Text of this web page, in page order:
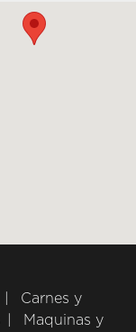
Carnes y
Maquinas y